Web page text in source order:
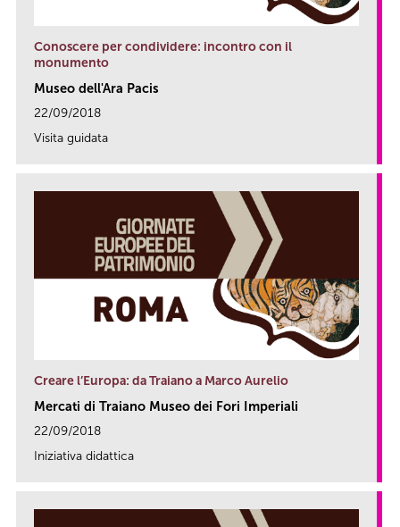
Conoscere per condividere: incontro con il
monumento
Museo dell'Ara Pacis
22/09/2018
Visita guidata
Creare l’Europa: da Traiano a Marco Aurelio
Mercati di Traiano Museo dei Fori Imperiali
22/09/2018
Iniziativa didattica